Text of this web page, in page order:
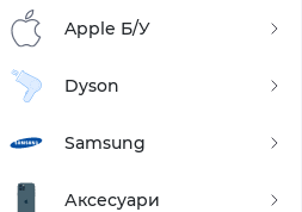
Apple Б/У
Dyson
Samsung
Аксесуари